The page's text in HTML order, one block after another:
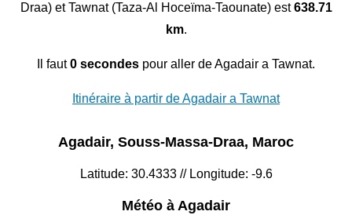
Draa) et Tawnat (Taza-Al Hoceïma-Taounate) est638.71
km.
Il faut0 secondes pour aller de Agadair a Tawnat.
Itinéraire à partir de Agadair a Tawnat
Agadair, Souss-Massa-Draa, Maroc
Latitude: 30.4333 // Longitude: -9.6
Météo à Agadair